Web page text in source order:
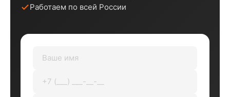
Работаем по всей России